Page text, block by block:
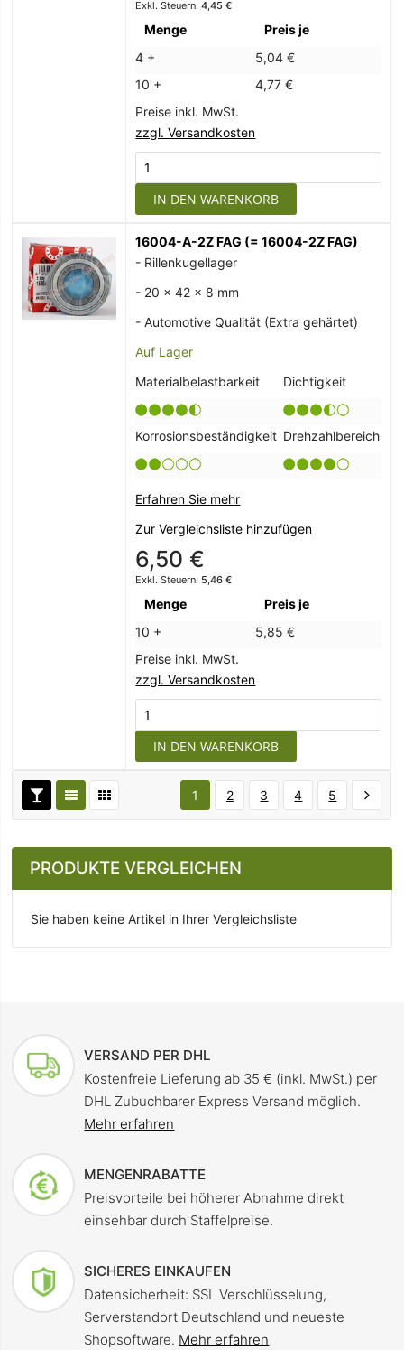
4,45 €
Menge
Preis je
4 +
5,04 €
10 +
4,77 €
Preise inkl. MwSt.
zzgl. Versandkosten
IN DEN WARENKORB
16004-A-2Z FAG (= 16004-2Z FAG)
- Rillenkugellager
- 20 x 42 x 8 mm
- Automotive Qualität (Extra gehärtet)
Auf Lager
Materialbelastbarkeit
Dichtigkeit
Korrosionsbeständigkeit Drehzahlbereich
Erfahren Sie mehr
Zur Vergleichsliste hinzufügen
6,50 €
5,46 €
Menge
Preis je
10 +
5,85 €
Preise inkl. MwSt.
zzgl. Versandkosten
IN DEN WARENKORB
1 2 3 4 5
PRODUKTE VERGLEICHEN
Sie haben keine Artikel in Ihrer Vergleichsliste
VERSAND PER DHL
Kostenfreie Lieferung ab 35 € (inkl. MwSt.) per
DHL Zubuchbarer Express Versand möglich.
Mehr erfahren
MENGENRABATTE
Preisvorteile bei höherer Abnahme direkt
einsehbar durch Staffelpreise.
SICHERES EINKAUFEN
Datensicherheit: SSL Verschlüsselung,
Serverstandort Deutschland und neueste
Shopsoftware. Mehr erfahren